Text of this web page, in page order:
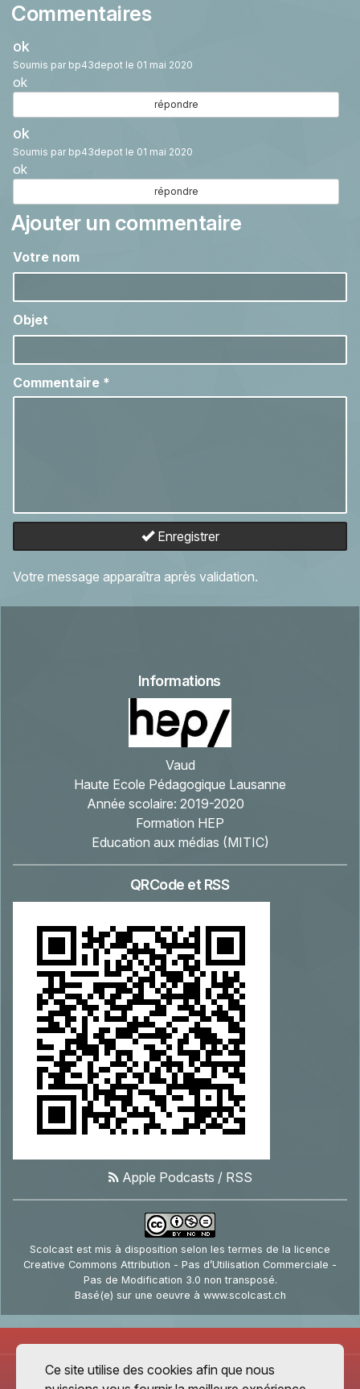
Commentaires
ok
Soumis par bp43depot le 01 mai 2020
ok
répondre
ok
Soumis par bp43depot le 01 mai 2020
ok
répondre
Ajouter un commentaire
Votre nom
Objet
Commentaire *
Enregistrer
Votre message apparaîtra après validation.
Informations
Vaud
Haute Ecole Pédagogique Lausanne
Année scolaire: 2019-2020
Formation HEP
Education aux médias (MITIC)
QRCode et RSS
Apple Podcasts / RSS
Scolcast est mis à disposition selon les termes de la licence
Creative Commons Attribution - Pas d’Utilisation Commerciale -
Pas de Modification 3.0 non transposé.
Basé(e) sur une oeuvre à www.scolcast.ch
Ce site utilise des cookies afin que nous